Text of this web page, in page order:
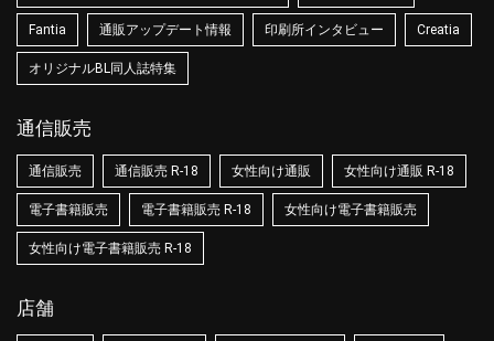
Fantia 通販アップデート情報 印刷所インタビュー Creatia
オリジナルBL同人誌特集
通信販売
通信販売 通信販売 R-18 女性向け通販 女性向け通販 R-18
電子書籍販売 電子書籍販売 R-18 女性向け電子書籍販売
女性向け電子書籍販売 R-18
店舗